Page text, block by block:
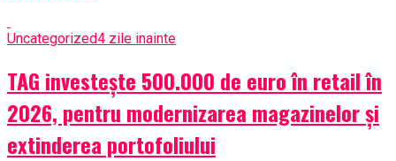
Uncategorized4 zile inainte
TAG investește 500.000 de euro în retail în
2026, pentru modernizarea magazinelor și
extinderea portofoliului